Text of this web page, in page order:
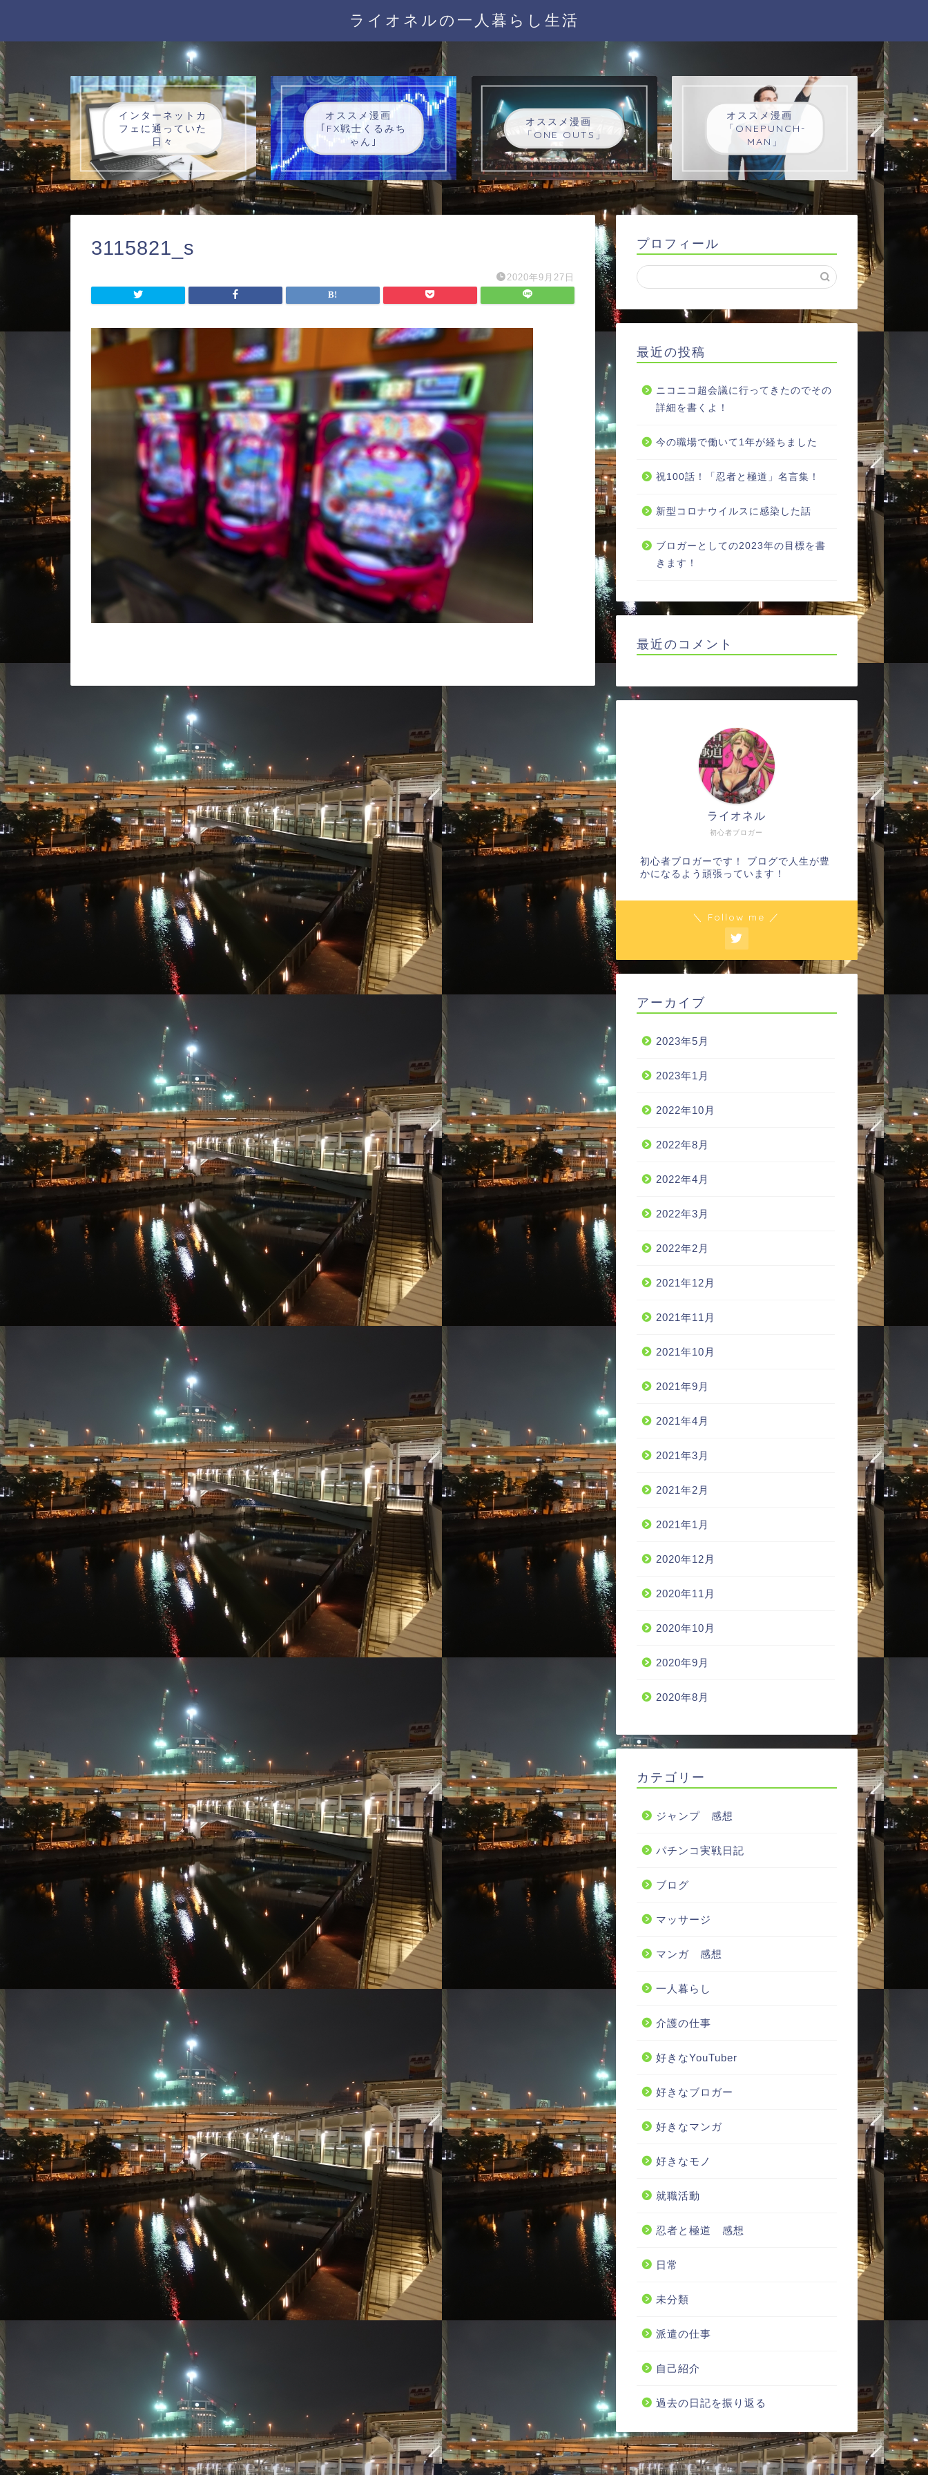
ライオネルの一人暮らし生活
インターネットカ
フェに通っていた
日々
オススメ漫画
｢FX戦士くるみち
ゃん｣
オススメ漫画
「ONE OUTS」
オススメ漫画
「ONEPUNCH-
MAN」
3115821_s
2020年9月27日
プロフィール
最近の投稿
ニコニコ超会議に行ってきたのでその
詳細を書くよ！
今の職場で働いて1年が経ちました
祝100話！「忍者と極道」名言集！
新型コロナウイルスに感染した話
ブロガーとしての2023年の目標を書
きます！
最近のコメント
初心者ブロガー
ライオネル
初心者ブロガーです！ ブログで人生が豊
かになるよう頑張っています！
＼ Follow me ／
アーカイブ
2023年5月
2023年1月
2022年10月
2022年8月
2022年4月
2022年3月
2022年2月
2021年12月
2021年11月
2021年10月
2021年9月
2021年4月
2021年3月
2021年2月
2021年1月
2020年12月
2020年11月
2020年10月
2020年9月
2020年8月
カテゴリー
ジャンプ 感想
パチンコ実戦日記
ブログ
マッサージ
マンガ 感想
一人暮らし
介護の仕事
好きなYouTuber
好きなブロガー
好きなマンガ
好きなモノ
就職活動
忍者と極道 感想
日常
未分類
派遣の仕事
自己紹介
過去の日記を振り返る